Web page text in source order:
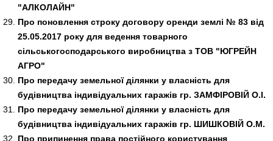
"АЛКОЛАЙН"
Про поновлення строку договору оренди землі № 83 від
25.05.2017 року для ведення товарного
сільськогосподарського виробництва з ТОВ "ЮГРЕЙН
АГРО"
Про передачу земельної ділянки у власність для
будівництва індивідуальних гаражів гр. ЗАМФІРОВІЙ О.І.
Про передачу земельної ділянки у власність для
будівництва індивідуальних гаражів гр. ШИШКОВІЙ О.М.
Про припинення права постійного користування